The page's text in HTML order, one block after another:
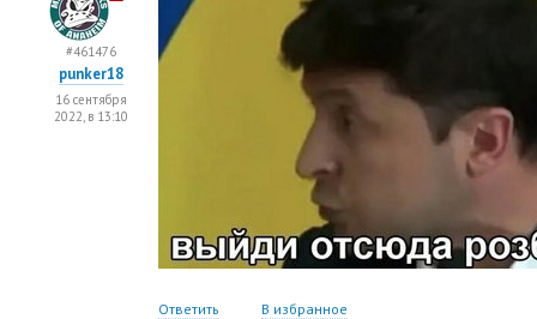
Ответить В избранное
#461476
punker18
16 сентября
2022, в 13:10